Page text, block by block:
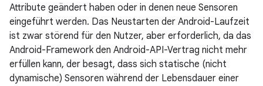
Attribute geändert haben oder in denen neue Sensoren
eingeführt werden. Das Neustarten der Android-Laufzeit
ist zwar störend für den Nutzer, aber erforderlich, da das
Android-Framework den Android-API-Vertrag nicht mehr
erfüllen kann, der besagt, dass sich statische (nicht
dynamische) Sensoren während der Lebensdauer einer